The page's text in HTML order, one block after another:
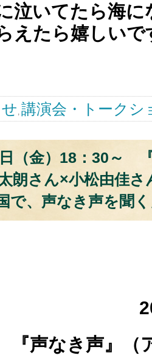
泣いてたら海
えたら嬉しいで
講演会・トークシ
（金）18：30～
朗さん×小松由佳
で、声なき声を聞
年2月6
声』（アル